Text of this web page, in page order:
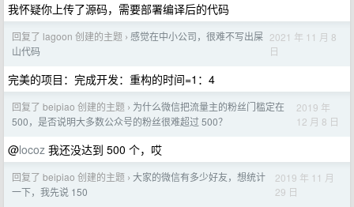
我怀疑你上传了源码，需要部署编译后的代码
回复了 lagoon 创建的主题 › 感觉在中小公司，很难不写出屎
山代码
2021 年 11 月 8
日
完美的项目：完成开发：重构的时间=1：4
回复了 beipiao 创建的主题 › 为什么微信把流量主的粉丝门槛定在
500，是否说明大多数公众号的粉丝很难超过 500？
2019 年
12 月 8 日
@locoz 我还没达到 500 个，哎
回复了 beipiao 创建的主题 › 大家的微信有多少好友，想统计
一下，我先说 150
2019 年 11 月
29 日